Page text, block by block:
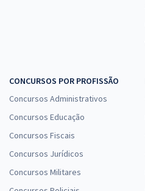
CONCURSOS POR PROFISSÃO
Concursos Administrativos
Concursos Educação
Concursos Fiscais
Concursos Jurídicos
Concursos Militares